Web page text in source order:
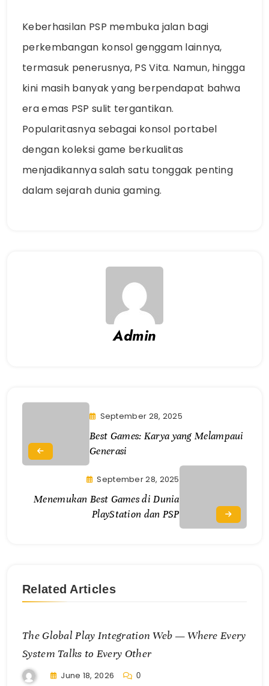
Keberhasilan PSP membuka jalan bagi
perkembangan konsol genggam lainnya,
termasuk penerusnya, PS Vita. Namun, hingga
kini masih banyak yang berpendapat bahwa
era emas PSP sulit tergantikan.
Popularitasnya sebagai konsol portabel
dengan koleksi game berkualitas
menjadikannya salah satu tonggak penting
dalam sejarah dunia gaming.
Admin
September 28, 2025
Best Games: Karya yang Melampaui
Generasi
September 28, 2025
Menemukan Best Games di Dunia
PlayStation dan PSP
Related Articles
The Global Play Integration Web — Where Every
System Talks to Every Other
June 18, 2026 0